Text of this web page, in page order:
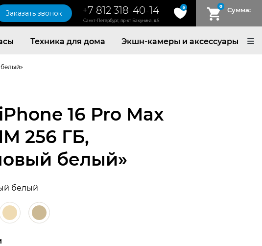
Заказать звонок +7 812 318-40-14
Санкт-Петербург, пр-кт Бакунина, д.5
0 0 Сумма:
Техника для дома Экшн-камеры и аксессуары
16 Pro Max
256 ГБ,
белый»
белый